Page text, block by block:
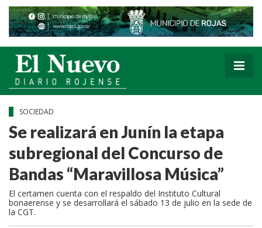
SOCIEDAD
Se realizará en Junín la etapa
subregional del Concurso de
Bandas “Maravillosa Música”
El certamen cuenta con el respaldo del Instituto Cultural
bonaerense y se desarrollará el sábado 13 de julio en la sede de
la CGT.